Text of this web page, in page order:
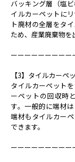
バッキング層（塩
イルカーペットに
ト廃材の全層をタ
ため、産業廃棄物を
ーーーーーーーー
【3】タイルカーペ
タイルカーペット
ーペットの回収時
す。一般的に端材
端材もタイルカー
できます。
ーーーーーーーー